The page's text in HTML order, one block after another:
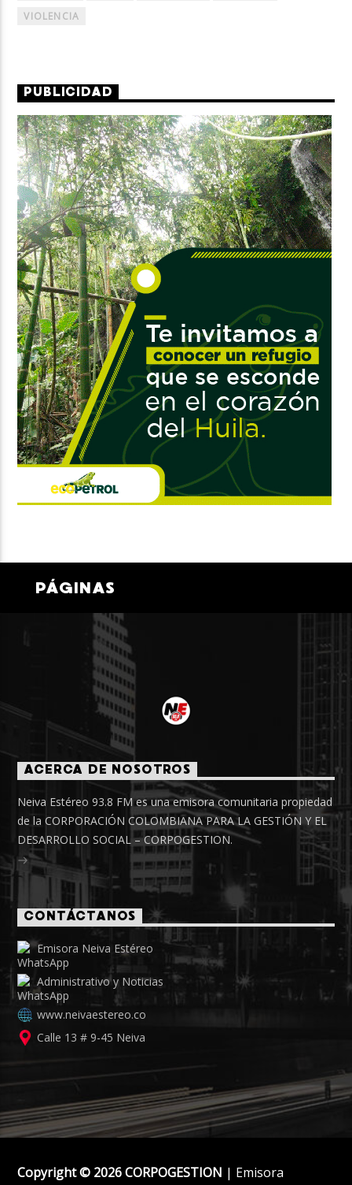
VIOLENCIA
PUBLICIDAD
PÁGINAS
ACERCA DE NOSOTROS
Neiva Estéreo 93.8 FM es una emisora comunitaria propiedad
de la CORPORACIÓN COLOMBIANA PARA LA GESTIÓN Y EL
DESARROLLO SOCIAL – CORPOGESTION.
CONTÁCTANOS
Emisora Neiva Estéreo
Administrativo y Noticias
www.neivaestereo.co
Calle 13 # 9-45 Neiva
Copyright © 2026 CORPOGESTION | Emisora